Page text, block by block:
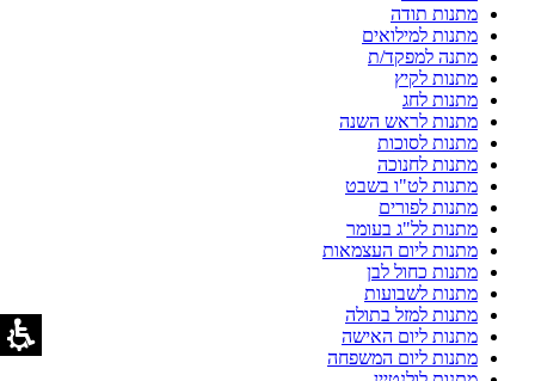
מתנות תודה
מתנות למילואים
מתנה למפקד/ת
מתנות לקיץ
מתנות לחג
מתנות לראש השנה
מתנות לסוכות
מתנות לחנוכה
מתנות לט"ו בשבט
מתנות לפורים
מתנות לל"ג בעומר
מתנות ליום העצמאות
מתנות כחול לבן
מתנות לשבועות
מתנות למזל בתולה
מתנות ליום האישה
מתנות ליום המשפחה